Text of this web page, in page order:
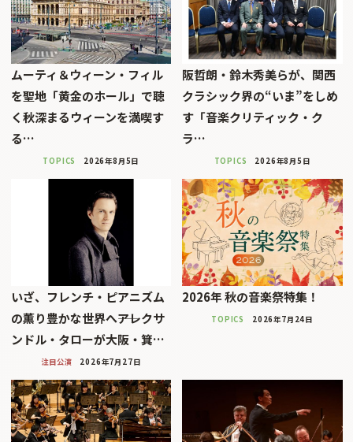
ムーティ＆ウィーン・フィル
を聖地「黄金のホール」で聴
く秋深まるウィーンを満喫す
る…
TOPICS 2026年8月5日
阪哲朗・鈴木秀美らが、関西
クラシック界の“いま”をしめ
す「音楽クリティック・ク
ラ…
TOPICS 2026年8月5日
いざ、フレンチ・ピアニズム
の薫り豊かな世界へ――アレクサ
ンドル・タローが大阪・箕…
注目公演 2026年7月27日
2026年 秋の音楽祭特集！
TOPICS 2026年7月24日